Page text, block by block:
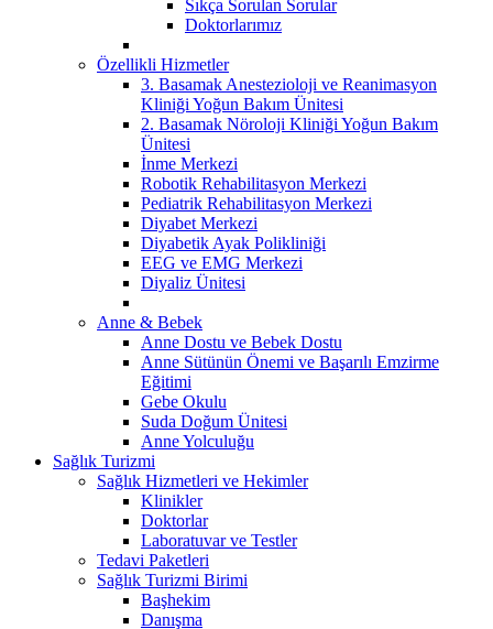
Sıkça Sorulan Sorular
Doktorlarımız
Özellikli Hizmetler
3. Basamak Anestezioloji ve Reanimasyon
Kliniği Yoğun Bakım Ünitesi
2. Basamak Nöroloji Kliniği Yoğun Bakım
Ünitesi
İnme Merkezi
Robotik Rehabilitasyon Merkezi
Pediatrik Rehabilitasyon Merkezi
Diyabet Merkezi
Diyabetik Ayak Polikliniği
EEG ve EMG Merkezi
Diyaliz Ünitesi
Anne & Bebek
Anne Dostu ve Bebek Dostu
Anne Sütünün Önemi ve Başarılı Emzirme
Eğitimi
Gebe Okulu
Suda Doğum Ünitesi
Anne Yolculuğu
Sağlık Turizmi
Sağlık Hizmetleri ve Hekimler
Klinikler
Doktorlar
Laboratuvar ve Testler
Tedavi Paketleri
Sağlık Turizmi Birimi
Başhekim
Danışma